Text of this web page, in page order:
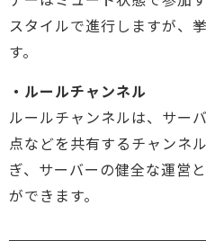
スタイルで進行しますが、
す。
・ルールチャンネル
ルールチャンネルは、サー
点などを共有するチャンネ
ぎ、サーバーの健全な運営
ができます。